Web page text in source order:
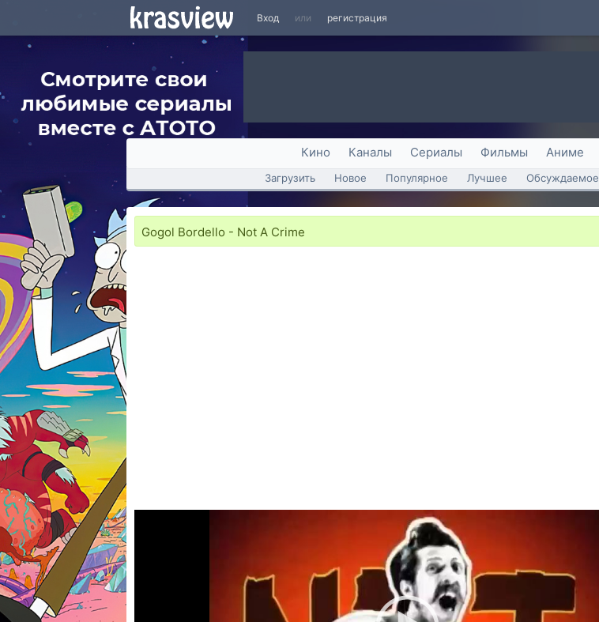
Вход или регистрация
Кино Каналы Сериалы Фильмы Аниме
Загрузить Новое Популярное Лучшее Обсуждаемое
Gogol Bordello - Not A Crime